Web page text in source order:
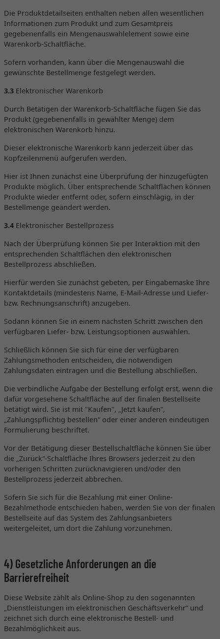
Die Produktdetailseiten enthalten neben allen wesentlichen
Informationen zum Produkt und zum Gesamtpreis
gegebenenfalls ein Mengenauswahlelement sowie eine
Warenkorb-Schaltfläche.
Sofern vorhanden, kann über die Mengenauswahl die
gewünschte Bestellmenge festgelegt werden.
3.3 Elektronischer Warenkorb
Durch Betätigen der Warenkorb-Schaltfläche fügen Sie das
Produkt (gegebenenfalls in gewählter Menge) dem
elektronischen Warenkorb hinzu.
Dieser elektronische Warenkorb kann jederzeit über das
Kopfzeilenmenü aufgerufen werden.
Hier ist Ihnen zunächst eine Überprüfung der hinzugefügten
Produkte möglich. Über entsprechende Schaltflächen können
Produkte wieder entfernt oder, sofern einschlägig, in der
Bestellmenge geändert werden.
3.4 Elektronischer Bestellprozess
Nach der Überprüfung können Sie per Interaktion mit den
entsprechenden Schaltflächen den elektronischen
Bestellprozess abschließen.
Hierfür werden Sie zunächst gebeten, per Eingabemaske Ihre
Kontaktdetails (mindestens Name, E-Mail-Adresse und Liefer-
bzw. Rechnungsanschrift) anzugeben.
Sodann können Sie in einem nächsten Schritt zwischen den
verfügbaren Liefer- bzw. Leistungsoptionen auswählen.
Schließlich können Sie sich für eine der verfügbaren
Zahlungsmethoden entscheiden, die notwendigen
Zahlungsdaten eintragen und die Bestellung abschließen.
Die verbindliche Aufgabe der Bestellung erfolgt erst, wenn die
dafür vorgesehene Schaltfläche auf der finalen Bestellseite
betätigt wird. Sie ist mit "Kaufen", „Jetzt kaufen“,
„Zahlungspflichtig bestellen“ oder einer anderen eindeutigen
Formulierung beschriftet.
Vor der Betätigung dieser Bestellschaltfläche können Sie über
die „Zurück“-Schaltfläche Ihres Browsers jederzeit zu den
vorherigen Schritten zurücknavigieren und/oder den
Bestellprozess jederzeit abbrechen.
Sofern Sie sich für die Bezahlung mit einer Online-
Bezahlmethode entschieden haben, werden Sie von der finalen
Bestellseite auf das System des Zahlungsanbieters
weitergeleitet, um dort die Zahlung vorzunehmen.
4) Gesetzliche Anforderungen an die
Barrierefreiheit
Diese Website zählt als Online-Shop zu den sogenannten
„Dienstleistungen im elektronischen Geschäftsverkehr“ und
zeichnet sich durch eine elektronische Bestell- und
Bezahlmöglichkeit aus.